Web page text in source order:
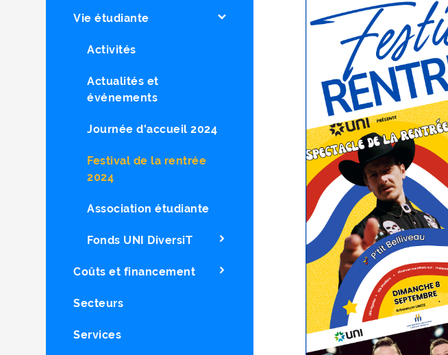
Vie étudiante
Activités
Actualités et
événements
Journée d'accueil 2024
Festival de la rentrée
2024
Association étudiante
Fonds UNI DiversiT
Coûts et financement
Secteurs
Services